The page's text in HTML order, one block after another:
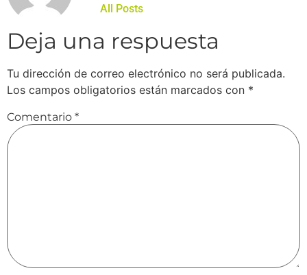
All Posts
Deja una respuesta
Tu dirección de correo electrónico no será publicada.
Los campos obligatorios están marcados con *
Comentario *